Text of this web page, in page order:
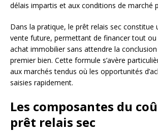
délais impartis et aux conditions de marché
Dans la pratique, le prêt relais sec constitue
vente future, permettant de financer tout ou
achat immobilier sans attendre la
premier bien. Cette formule s’avère
aux marchés tendus où les opportunités
saisies rapidement.
Les composantes du
prêt relais sec